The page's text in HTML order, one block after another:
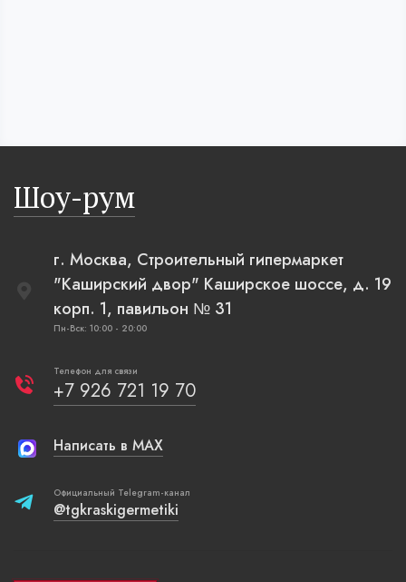
Шоу-рум
г. Москва, Строительный гипермаркет
"Каширский двор" Каширское шоссе, д. 19
корп. 1, павильон № 31
Пн-Вск: 10:00 - 20:00
Телефон для связи
+7 926 721 19 70
Написать в MAX
Официальный Telegram-канал
@tgkraskigermetiki